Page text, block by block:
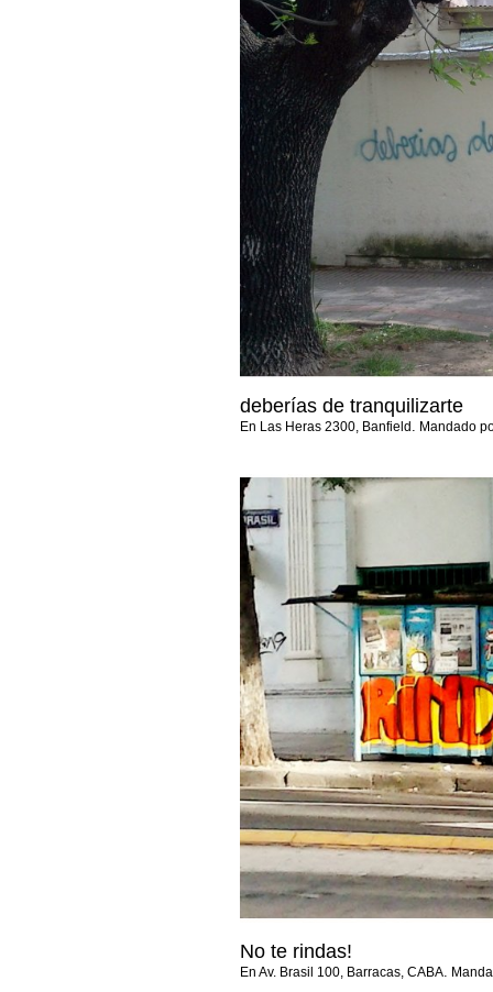
deberías de tranquilizarte
En Las Heras 2300, Banfield . Mandado
No te rindas!
En Av. Brasil 100, Barracas, CABA.